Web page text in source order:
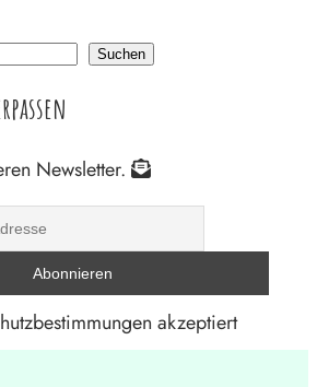
Suchen
Newsletter.
akzeptiert